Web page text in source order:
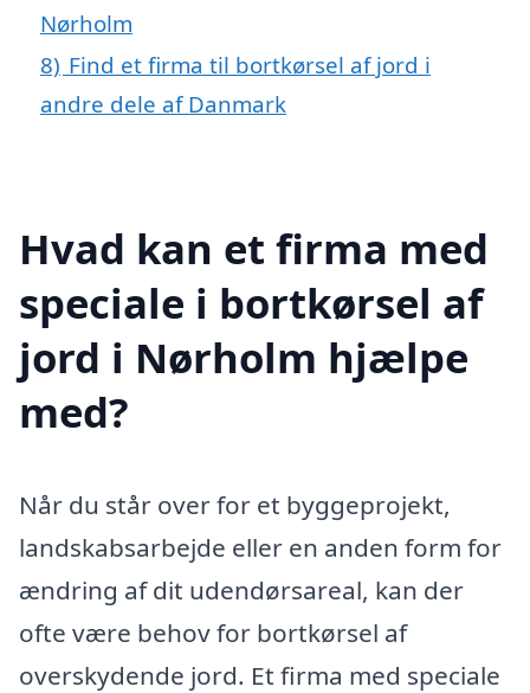
Nørholm
8) Find et firma til bortkørsel af jord i
andre dele af Danmark
Hvad kan et firma med
speciale i bortkørsel af
jord i Nørholm hjælpe
med?
Når du står over for et byggeprojekt,
landskabsarbejde eller en anden form for
ændring af dit udendørsareal, kan der
ofte være behov for bortkørsel af
overskydende jord. Et firma med speciale